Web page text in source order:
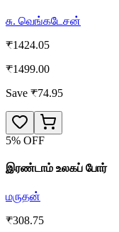
சு. வெங்கடேசன்
₹1424.05
₹1499.00
Save ₹74.95
5% OFF
இரண்டாம் உலகப் போர்
மருதன்
₹308.75